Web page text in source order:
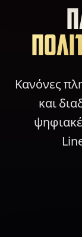
Κανόνες
και